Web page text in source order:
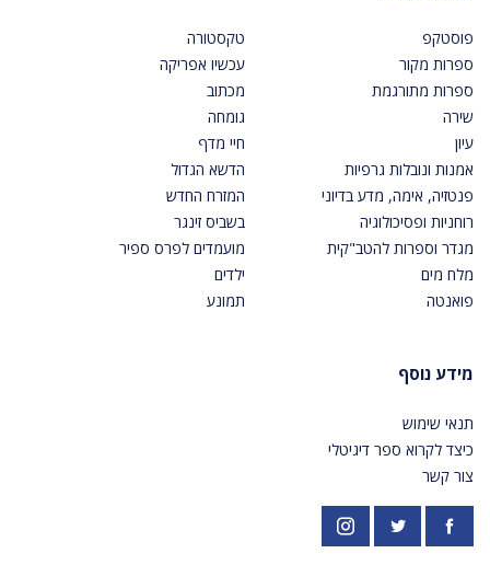
פוסטקפ
ספרות מקור
ספרות מתורגמת
שירה
עיון
אמנות ונובלות גרפיות
פנטזיה, אימה, מדע בדיוני
רוחניות ופסיכולוגיה
מגדר וספרות להטב"קית
מלח מים
פואנטה
טקסטורה
עכשיו אפריקה
מכתוב
גומחה
חיי מדף
הדשא הגדול
המזרח החדש
בשביס זינגר
מועמדים לפרס ספיר
ילדים
תמונע
מידע נוסף
תנאי שימוש
כיצד לקרוא ספר דיגיטלי
צור קשר
פייסבוק https://twitter.com/PardesPublish
אינסטגרם